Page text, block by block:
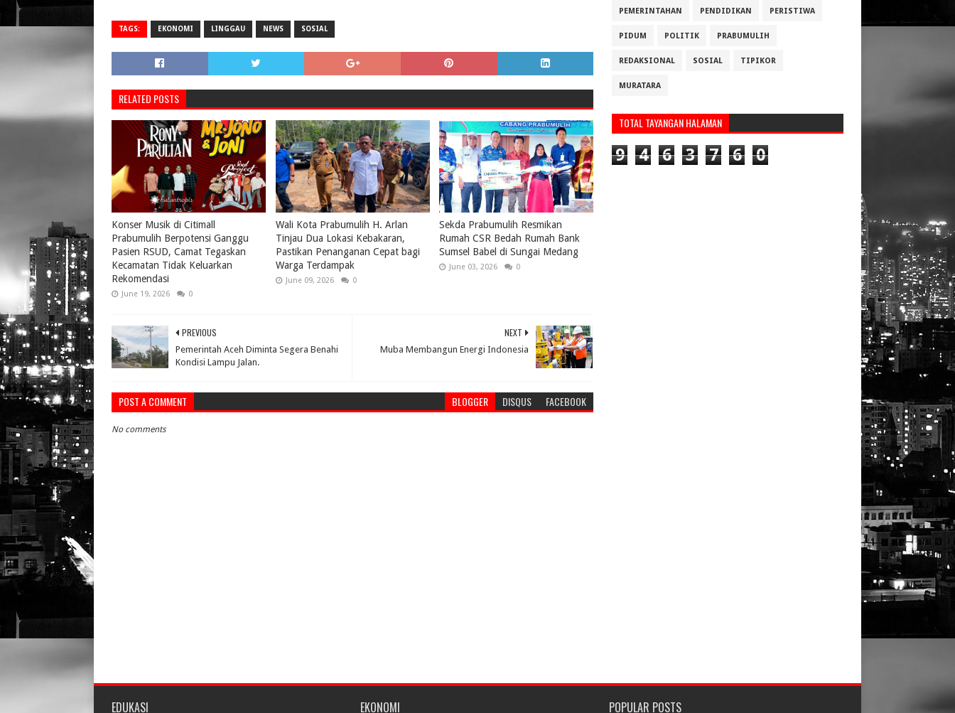
TAGS: EKONOMI LINGGAU NEWS SOSIAL
RELATED POSTS
Konser Musik di Citimall
Prabumulih Berpotensi Ganggu
Pasien RSUD, Camat Tegaskan
Kecamatan Tidak Keluarkan
Rekomendasi
June 19, 2026 0
Wali Kota Prabumulih H. Arlan
Tinjau Dua Lokasi Kebakaran,
Pastikan Penanganan Cepat bagi
Warga Terdampak
June 09, 2026 0
Sekda Prabumulih Resmikan
Rumah CSR Bedah Rumah Bank
Sumsel Babel di Sungai Medang
June 03, 2026 0
NEXT
Muba Membangun Energi Indonesia
PREVIOUS
Pemerintah Aceh Diminta Segera Benahi
Kondisi Lampu Jalan.
POST A COMMENT BLOGGER DISQUS FACEBOOK
No comments
PEMERINTAHAN PENDIDIKAN PERISTIWA
PIDUM POLITIK PRABUMULIH
REDAKSIONAL SOSIAL TIPIKOR
MURATARA
TOTAL TAYANGAN HALAMAN
9 4 6 3 7 6 0
EDUKASI EKONOMI POPULAR POSTS